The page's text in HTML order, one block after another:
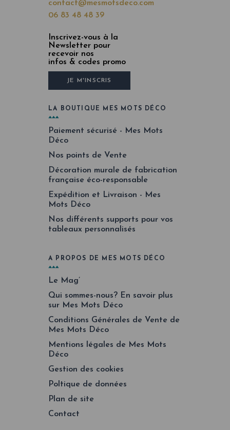
contact@mesmotsdeco.com
06 83 48 48 39
Inscrivez-vous à la
Newsletter pour
recevoir nos
infos & codes promo
JE M'INSCRIS
LA BOUTIQUE MES MOTS DÉCO
Paiement sécurisé - Mes Mots
Déco
Nos points de Vente
Décoration murale de fabrication
française éco-responsable
Expédition et Livraison - Mes
Mots Déco
Nos différents supports pour vos
tableaux personnalisés
A PROPOS DE MES MOTS DÉCO
Le Mag’
Qui sommes-nous? En savoir plus
sur Mes Mots Déco
Conditions Générales de Vente de
Mes Mots Déco
Mentions légales de Mes Mots
Déco
Gestion des cookies
Poltique de données
Plan de site
Contact